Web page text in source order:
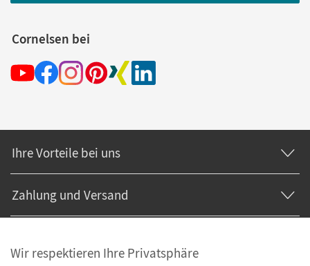
Cornelsen bei
Ihre Vorteile bei uns
Zahlung und Versand
Wir respektieren Ihre Privatsphäre